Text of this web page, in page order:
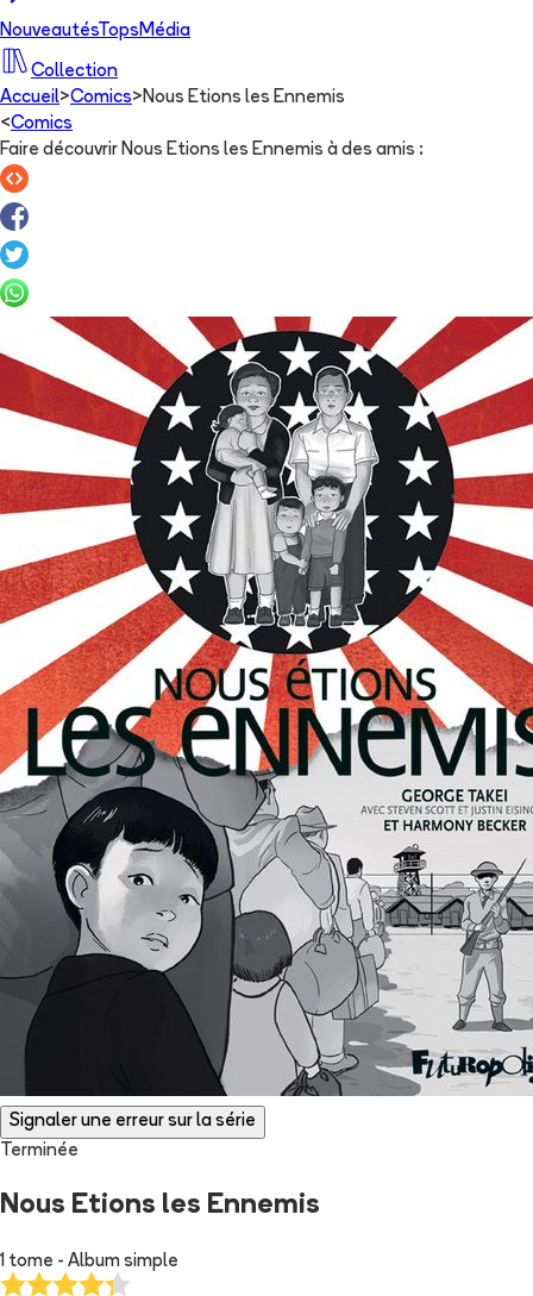
NouveautésTops Média
Collection
Accueil>Comics> Nous Etions les Ennemis
<Comics
Faire découvrir Nous Etions les Ennemis à des amis :
Signaler une erreur sur la série
Terminée
Nous Etions les Ennemis
1 tome - Album simple